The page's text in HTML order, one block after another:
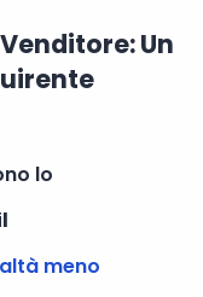
Un
lo
meno